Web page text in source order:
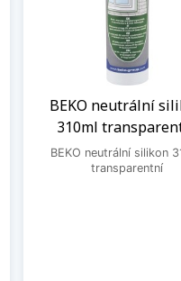
BEKO neutrální
310ml
BEKO neutrální silikon
transparentní